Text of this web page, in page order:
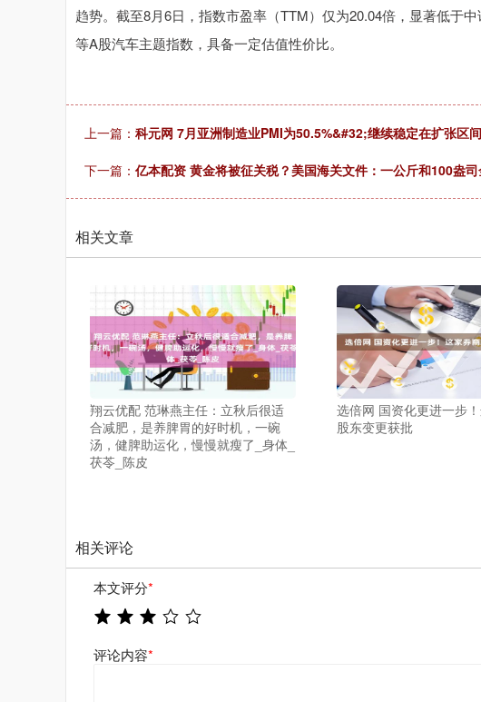
趋势。截至8月6日，指数市盈率（TTM）仅为20.04倍，显著低于
等A股汽车主题指数，具备一定估值性价比。
上一篇： 科元网 7月亚洲制造业PMI为50.5%&#32;继续稳定在扩张区间
下一篇： 亿本配资 黄金将被征关税？美国海关文件：一公斤和100盎
相关文章
翔云优配 范琳燕主任：立秋后很适
合减肥，是养脾胃的好时机，一碗
汤，健脾助运化，慢慢就瘦了_身体_
茯苓_陈皮
选倍网 国资化更进一步
股东变更获批
相关评论
本文评分*
评论内容*